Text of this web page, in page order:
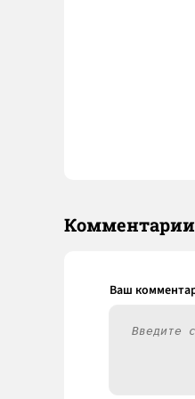
Комментарии